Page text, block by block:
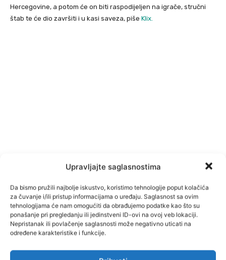
Upravljajte saglasnostima
Da bismo pružili najbolje iskustvo, koristimo tehnologije poput kolačića
za čuvanje i/ili pristup informacijama o uređaju. Saglasnost sa ovim
tehnologijama će nam omogućiti da obrađujemo podatke kao što su
ponašanje pri pregledanju ili jedinstveni ID-ovi na ovoj veb lokaciji.
Nepristanak ili povlačenje saglasnosti može negativno uticati na
određene karakteristike i funkcije.
Hercegovine, a potom će on biti raspodijeljen na igrače, stručni
štab te će dio završiti i u kasi saveza, piše Klix.